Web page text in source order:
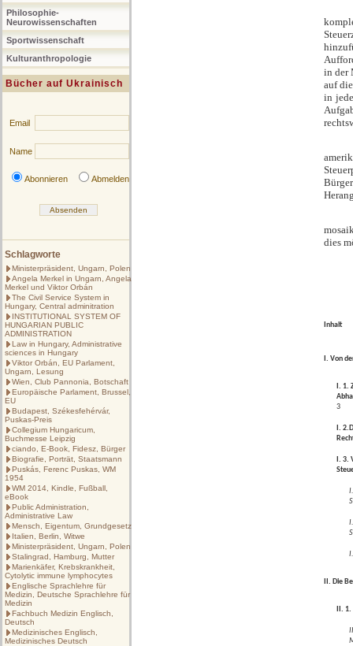
Philosophie-
Neurowissenschaften
Sportwissenschaft
Kulturanthropologie
Bücher auf Ukrainisch
Email
Name
Abonnieren Abmelden
Schlagworte
Ministerpräsident, Ungarn, Polen
Angela Merkel in Ungarn, Angela
Merkel und Viktor Orbán
The Civil Service System in
Hungary, Central adminitration
INSTITUTIONAL SYSTEM OF
HUNGARIAN PUBLIC
ADMINISTRATION
Law in Hungary, Administrative
sciences in Hungary
Viktor Orbán, EU Parlament,
Ungarn, Lesung
Wien, Club Pannonia, Botschaft
Europäische Parlament, Brussel,
EU
Budapest, Székesfehérvár,
Puskas-Preis
Collegium Hungaricum,
Buchmesse Leipzig
ciando, E-Book, Fidesz, Bürger
Biografie, Porträt, Staatsmann
Puskás, Ferenc Puskas, WM
1954
WM 2014, Kindle, Fußball,
eBook
Public Administration,
Administrative Law
Mensch, Eigentum, Grundgesetz
Italien, Berlin, Witwe
Ministerpräsident, Ungarn, Polen
Stalingrad, Hamburg, Mutter
Marienkäfer, Krebskrankheit,
Cytolytic immune lymphocytes
Englische Sprachlehre für
Medizin, Deutsche Sprachlehre für
Medizin
Fachbuch Medizin Englisch,
Deutsch
Medizinisches Englisch,
Medizinisches Deutsch
in der
auf
in
dies
Inhalt
I. Von
I. 1.
3
I.
I. 3.
II. Die
II.